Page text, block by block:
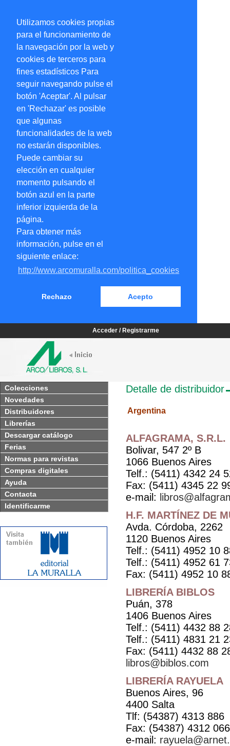
Utilizamos cookies propias
para el funcionamiento de
la navegación por la web y
cookies de terceros para
fines estadísticos Para
seguir navegando pulse el
botón 'Aceptar'. Al pulsar
en 'Rechazar' es posible
que algunas
funcionalidades de la web
no estarán disponibles.
Puede cambiar su
elección en cualquier
momento pulsando el
botón azul en la parte
inferior izquierda de la
página.
Para obtener más
información, pulse en el
siguiente enlace:
http://www.arcomuralla.com/politica_cookies
Rechazo Acepto
Acceder / Registrarme
Colecciones
Novedades
Distribuidores
Librerías
Descargar catálogo
Ferias
Normas para revistas
Compras digitales
Ayuda
Contacta
Identificarme
Detalle de distribuidor
Argentina
ALFAGRAMA, S.R.L.
Bolivar, 547 2º B
1066 Buenos Aires
Telf.: (5411) 4342 24
Fax: (5411) 4345 22
e-mail:
H.F. MARTÍNEZ DE
Avda. Córdoba, 2262
1120 Buenos Aires
Telf.: (5411) 4952 10
Telf.: (5411) 4952 61
Fax: (5411) 4952 10
LIBRERÍA BIBLOS
Puán, 378
1406 Buenos Aires
Telf.: (5411) 4432 88
Telf.: (5411) 4831 21
Fax: (5411) 4432 88
libros@biblos.com
LIBRERÍA RAYUELA
Buenos Aires, 96
4400 Salta
Tlf: (54387) 4313 886
Fax: (54387) 4312 066
e-mail: